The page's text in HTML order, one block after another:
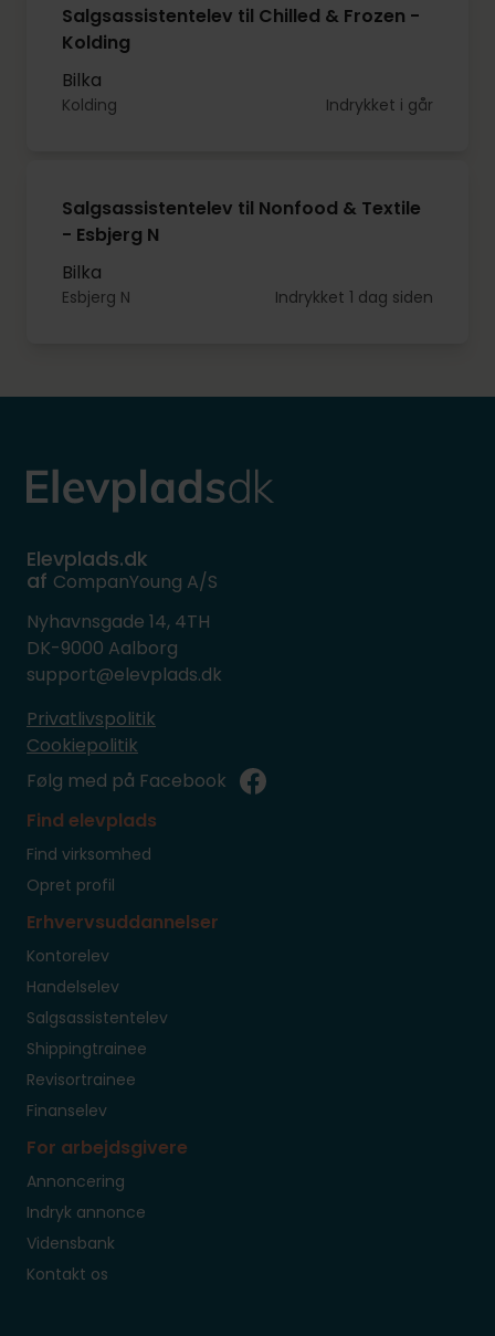
Salgsassistentelev til Chilled & Frozen -
Kolding
Bilka
Kolding Indrykket i går
Salgsassistentelev til Nonfood & Textile
- Esbjerg N
Bilka
Esbjerg N Indrykket 1 dag siden
Elevplads.dk
af CompanYoung A/S
Nyhavnsgade 14, 4TH
DK-9000 Aalborg
support@elevplads.dk
Privatlivspolitik
Cookiepolitik
Følg med på Facebook
Find elevplads
Find virksomhed
Opret profil
Erhvervsuddannelser
Kontorelev
Handelselev
Salgsassistentelev
Shippingtrainee
Revisortrainee
Finanselev
For arbejdsgivere
Annoncering
Indryk annonce
Vidensbank
Kontakt os